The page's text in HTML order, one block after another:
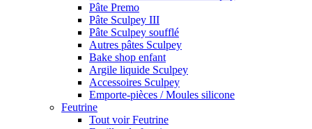
Pâte Premo
Pâte Sculpey III
Pâte Sculpey soufflé
Autres pâtes Sculpey
Bake shop enfant
Argile liquide Sculpey
Accessoires Sculpey
Emporte-pièces / Moules silicone
Feutrine
Tout voir Feutrine